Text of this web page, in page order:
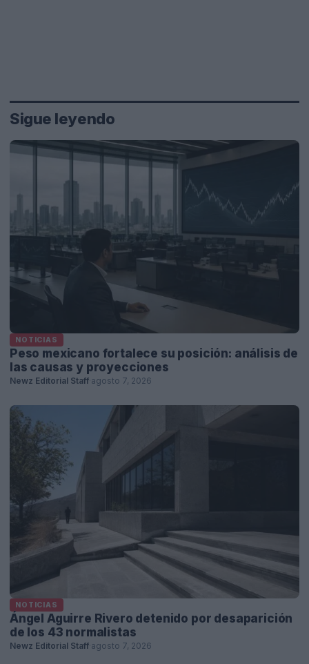
Sigue leyendo
NOTICIAS
Peso mexicano fortalece su posición: análisis de
las causas y proyecciones
Newz Editorial Staff agosto 7, 2026
NOTICIAS
Ángel Aguirre Rivero detenido por desaparición
de los 43 normalistas
Newz Editorial Staff agosto 7, 2026